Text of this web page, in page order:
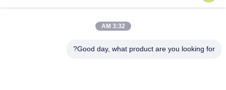
صفحه اصلی
محصولات
3:32 AM
Good day, what product are you looking for?